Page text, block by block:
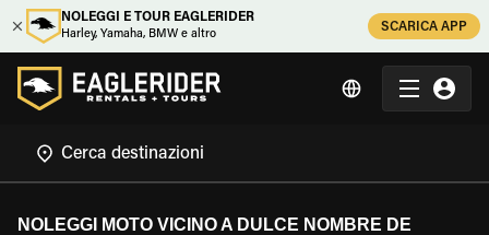
NOLEGGI E TOUR EAGLERIDER
Harley, Yamaha, BMW e altro
SCARICA APP
NOLEGGI MOTO VICINO A DULCE NOMBRE DE